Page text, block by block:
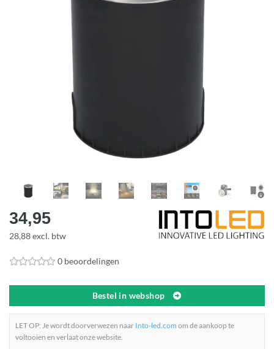
34,95
28,88 excl. btw
0 beoordelingen
Bestel in webshop
LET OP: Je wordt doorverwezen naar Into-led.com om de aankoop te
voltooien en verlaat onze website.